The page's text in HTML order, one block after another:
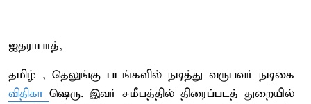
ஐதராபாத்,
தமிழ் , தெலுங்கு படங்களில் நடித்து வருபவர் நடிகை
விதிகா ஷெரு. இவர் சமீபத்தில் திரைப்படத் துறையில்